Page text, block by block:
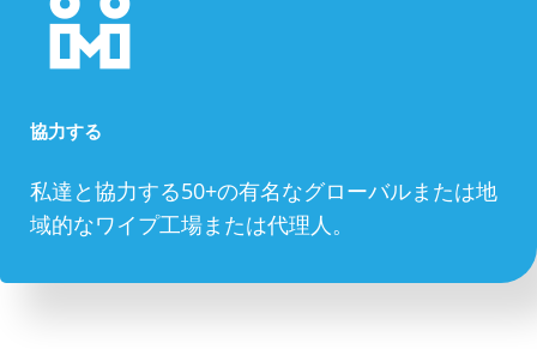
協力する
私達と協力する50+の有名なグローバルまたは地
域的なワイプ工場または代理人。